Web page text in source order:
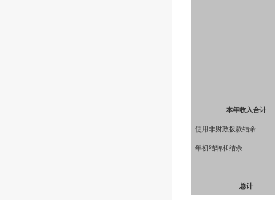
本年收入合计
使用非财政拨款结余
年初结转和结余
总计